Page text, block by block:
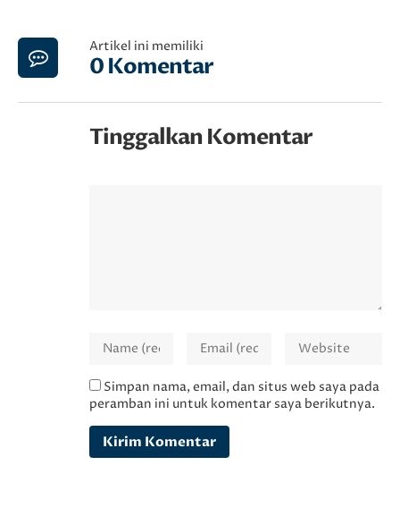
Artikel ini memiliki
0 Komentar
Tinggalkan Komentar
Simpan nama, email, dan situs web saya pada
peramban ini untuk komentar saya berikutnya.